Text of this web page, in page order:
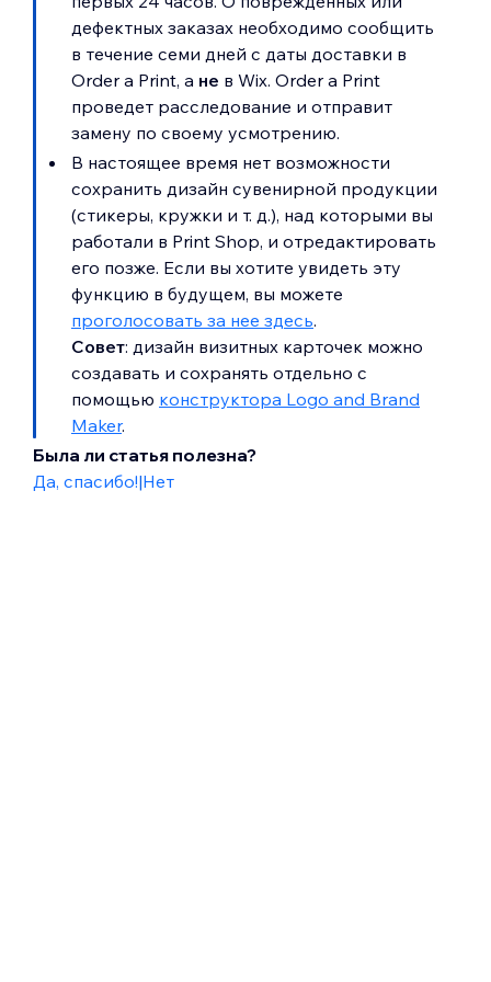
дефектных заказах необходимо сообщить
в течение семи дней с даты доставки в
Order a Print, а не в Wix. Order a Print
проведет расследование и отправит
замену по своему усмотрению.
В настоящее время нет возможности
сохранить дизайн сувенирной продукции
(стикеры, кружки и т. д.), над которыми вы
работали в Print Shop, и отредактировать
его позже. Если вы хотите увидеть эту
функцию в будущем, вы можете
проголосовать за нее здесь.
Совет: дизайн визитных карточек можно
создавать и сохранять отдельно с
помощью конструктора Logo and Brand
Maker.
Была ли статья полезна?
Да, спасибо!|Нет